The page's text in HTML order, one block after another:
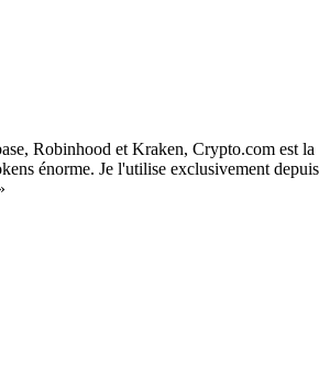
Robinhood et Kraken, Crypto.com est la
énorme. Je l'utilise exclusivement depuis